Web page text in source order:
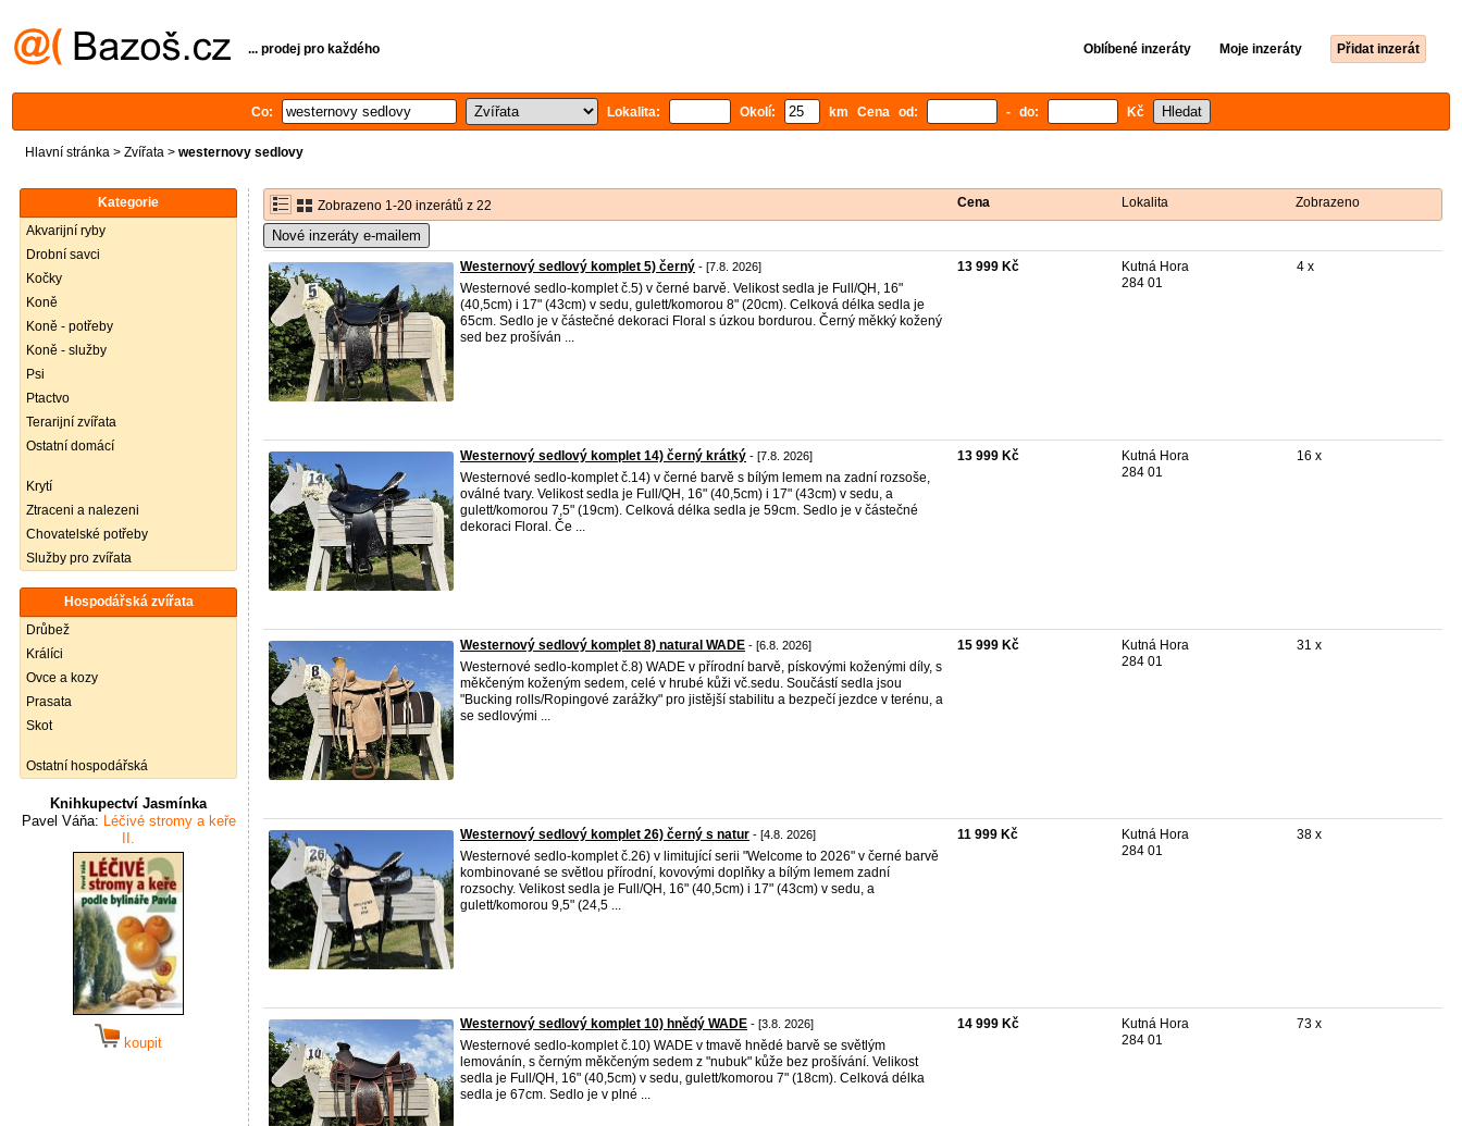
... prodej pro každého Oblíbené inzeráty Moje inzeráty Přidat inzerát
Co: Lokalita: Okolí: km Cena od: - do: Kč
Hlavní stránka > Zvířata > westernovy sedlovy
Kategorie
Akvarijní ryby
Drobní savci
Kočky
Koně
Koně - potřeby
Koně - služby
Psi
Ptactvo
Terarijní zvířata
Ostatní domácí
Krytí
Ztraceni a nalezeni
Chovatelské potřeby
Služby pro zvířata
Hospodářská zvířata
Drůbež
Králíci
Ovce a kozy
Prasata
Skot
Ostatní hospodářská
Knihkupectví Jasmínka
Pavel Váňa: Léčivé stromy a keře
II.
koupit
Zobrazeno 1-20 inzerátů z 22 Cena Lokalita Zobrazeno
Nové inzeráty e-mailem
Westernový sedlový komplet 5) černý - [7.8. 2026]
Westernové sedlo-komplet č.5) v černé barvě. Velikost sedla je Full/QH, 16"
(40,5cm) i 17" (43cm) v sedu, gulett/komorou 8" (20cm). Celková délka sedla je
65cm. Sedlo je v částečné dekoraci Floral s úzkou bordurou. Černý měkký kožený
sed bez prošíván ...
13 999 Kč
Kutná Hora
284 01
4 x
Westernový sedlový komplet 14) černý krátký - [7.8. 2026]
Westernové sedlo-komplet č.14) v černé barvě s bílým lemem na zadní rozsoše,
oválné tvary. Velikost sedla je Full/QH, 16" (40,5cm) i 17" (43cm) v sedu, a
gulett/komorou 7,5" (19cm). Celková délka sedla je 59cm. Sedlo je v částečné
dekoraci Floral. Če ...
13 999 Kč
Kutná Hora
284 01
16 x
Westernový sedlový komplet 8) natural WADE - [6.8. 2026]
Westernové sedlo-komplet č.8) WADE v přírodní barvě, pískovými koženými díly, s
měkčeným koženým sedem, celé v hrubé kůži vč.sedu. Součástí sedla jsou
"Bucking rolls/Ropingové zarážky" pro jistější stabilitu a bezpečí jezdce v terénu, a
se sedlovými ...
15 999 Kč
Kutná Hora
284 01
31 x
Westernový sedlový komplet 26) černý s natur - [4.8. 2026]
Westernové sedlo-komplet č.26) v limitující serii "Welcome to 2026" v černé barvě
kombinované se světlou přírodní, kovovými doplňky a bílým lemem zadní
rozsochy. Velikost sedla je Full/QH, 16" (40,5cm) i 17" (43cm) v sedu, a
gulett/komorou 9,5" (24,5 ...
11 999 Kč
Kutná Hora
284 01
38 x
Westernový sedlový komplet 10) hnědý WADE - [3.8. 2026]
Westernové sedlo-komplet č.10) WADE v tmavě hnědé barvě se světlým
lemovánín, s černým měkčeným sedem z "nubuk" kůže bez prošívání. Velikost
sedla je Full/QH, 16" (40,5cm) v sedu, gulett/komorou 7" (18cm). Celková délka
sedla je 67cm. Sedlo je v plné ...
14 999 Kč
Kutná Hora
284 01
73 x